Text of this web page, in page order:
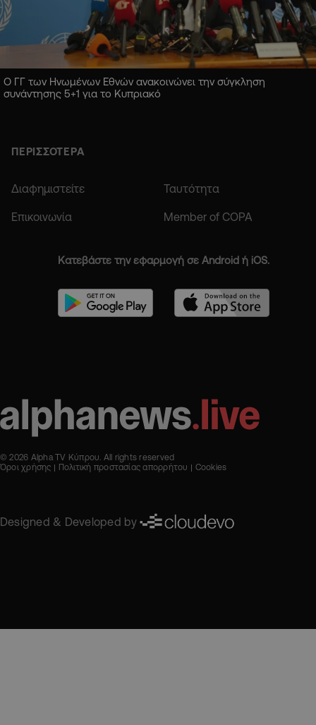
Ο ΓΓ των Ηνωμένων Εθνών ανακοινώνει την σύγκληση
συνάντησης 5+1 για το Κυπριακό
ΠΕΡΙΣΣΟΤΕΡΑ
Διαφημιστείτε Ταυτότητα
Επικοινωνία Member of COPA
Κατεβάστε την εφαρμογή σε Android ή iOS.
© 2026 Alpha TV Κύπρου. All rights reserved
Όροι χρήσης
Πολιτική προστασίας απορρήτου Cookies
Designed & Developed by